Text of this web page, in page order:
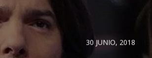
30 JUNIO, 2018